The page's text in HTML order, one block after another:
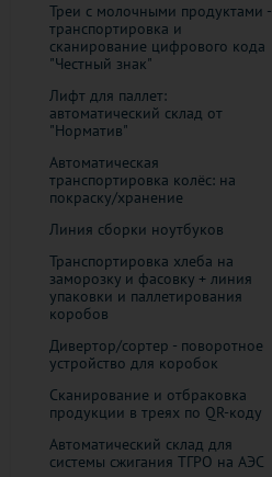
Треи с молочными продуктами -
транспортировка и
сканирование цифрового кода
"Честный знак"
Лифт для паллет:
автоматический склад от
"Норматив"
Автоматическая
транспортировка колёс: на
покраску/хранение
Линия сборки ноутбуков
Транспортировка хлеба на
заморозку и фасовку + линия
упаковки и паллетирования
коробов
Дивертор/сортер - поворотное
устройство для коробок
Cканирование и отбраковка
продукции в треях по QR-коду
Автоматический склад для
системы сжигания ТГРО на АЭС